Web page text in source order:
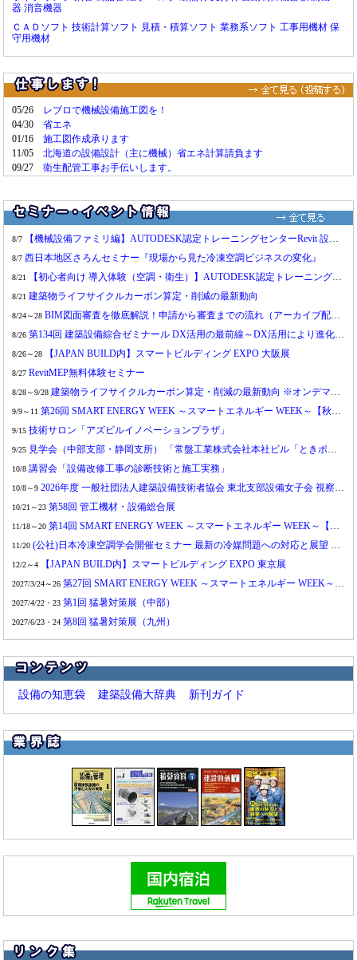
6/5鹿島：エッジコンピューティング技術で新築・既設建物の設備をスマート化
6/4パナソニック：ナビ機能付き点検業務クラウドに点検報告機能を追加
6/4日建連：サステナブル事例集ホームページの更新公開について
6/3戸田建設：ハイブリッド冷却作業着（ペルチェデバイス×ファン付きウェア）を開発
6/3TOTO：組み合わせ便器「ピュアレストEX」を8月3日に発売
6/2日比谷総合設備：モジュール型エッジデータセンター、冷却最適化の共同検証を開始
6/2三井不動産：狭小空間専用ドローンを活用したオフィスビルの設備点検を実証
6/1国交省：建築物等の利用に関する説明書の作成例について
5/29パナソニック： 暑熱対策用空調ノズル「ジェットノズル」が口径Φ200のダクトに対応
5/29 戸田建設：筑波技術研究所の新棟に直流給電システムを導入
5/28 三機工業：トラブル・クレーム防止動画・漫画コンテンツ等の整備・展開について
5/27きんでん：ワイヤレス給電技術を活用した新たな価値創出と事業領域拡大を推進
5/26大崎電気工業：関電工と共同で電力量計誤結線判定ソフトをリリース
5/26厚労省：労働安全衛生法・作業環境測定法の改正、関連する政令等の施行について
5/26東京ガス：薄型軽量太陽光発電パネルの建物壁面への接着工法を新たに確立
5/26国土交通省：昇降機等に係る事故調査報告書の公表について
5/25高砂熱学工業：お取引先様の個人情報漏えいに関するお詫びとご報告
5/22鹿島：協力会社に対する工事代金支払の早期化に関するお知らせ
5/22東京都環境局：集合住宅における再エネ電気導入促進事業開始のお知らせ
5/22パナソニック：３種類の穴径に対応する「リニューアルダウンライト」を発売
5/22消防庁：泡消火薬剤の取扱事業者及び所有者向けパンフレットの作成について
5/22資源エネルギー庁：家庭用給湯器の省エネ・非化石エネルギー転換、新制度の報告書
5/21きんでん：挟まれ災害を未然に防止、「スカイシールドセンサー」を開発
5/21スマいる給湯プロジェクト：「ガス石油省エネ給湯機普及促進会議」を設立
5/20デンソー：家庭用エコキュートの注意喚起と無料点検・修理のお知らせ
5/19バイウィル：菱機工業と環境価値の「創出」と「調達」の両面で連携を開始
5/19セイコー・エステート＆Ｄｅｖ： 建物外壁を冷やす次世代冷却システムを特許出願
5/19パナソニックホームズ：約60年後の気候環境で住宅の温度・湿度・消費電力量を測定
5/19大成建設：空気から水への対流熱伝達を利用した熱交換システムを開発
5/18日建連：「設備工事費上昇等の現状について」パンフレット等を更新
5/18九州電力：ZEB（ネット・ゼロ・エネルギー・ビル）への取組みについて
5/15能美防災：PFAS不使用の新泡消火薬剤を使用した特定駐車場用泡消火設備を販売開始
5/15ヒートポンプ・蓄熱センター：ヒートポンプ・蓄熱システムデータブック2025を公開
5/15アンドパッド： ANDPAD図面 性能検査機能、コンセント試験に対応開始
朝日工業社：支払条件を改善、全取引先への支払いを現金100％へ
5/14日本イトミック：
5/13日本住環境：給気不足を解消する差圧感知式自然給気口[パスカルダンパー150]新発売
建築コスト指数について、アーキブック指数の一般公開を開始
地中熱利用システム関連～建築物用地下水の採取の規制に関する意見募集
ジュトク：ヘルメット内部温度 -6℃を実現した「ブリーズダクトA」を新発売
公共住宅建設事業者等連絡協議会： 機械設備工事積算基準(令和5年度版)の正誤表
設備保全や建物管理ができる新プロダクト「ANDPAD BM」を提供開始
不適切な安全管理措置に関するお詫びとご報告
5/12日本キヤリア：
器 消音機器
ＣＡＤソフト 技術計算ソフト 見積・積算ソフト 業務系ソフト 工事用機材 保
守用機材
05/26 レブロで機械設備施工図を！
04/30省エネ
01/16施工図作成承ります
11/05北海道の設備設計（主に機械）省エネ計算請負ます
09/27衛生配管工事お手伝いします。
8/7 【機械設備ファミリ編】AUTODESK認定トレーニングセンターRevit 設備設計 オンライン講習会
8/7 西日本地区さろんセミナー『現場から見た冷凍空調ビジネスの変化』
8/21 【初心者向け 導入体験（空調・衛生）】AUTODESK認定トレーニングセンターRevit 設備設計 オンライン講習会
8/21 建築物ライフサイクルカーボン算定・削減の最新動向
8/24～28 BIM図面審査を徹底解説！申請から審査までの流れ（アーカイブ配信）
8/26 第134回 建築設備綜合ゼミナール DX活用の最前線～DX活用により進化するスマートビルの最新事例の紹介～
8/26～28 【JAPAN BUILD内】スマートビルディング EXPO 大阪展
8/27 RevitMEP無料体験セミナー
8/28～9/28 建築物ライフサイクルカーボン算定・削減の最新動向 ※オンデマンド配信
9/9～11 第26回 SMART ENERGY WEEK ～スマートエネルギー WEEK～【秋】2026
9/15 技術サロン「アズビルイノベーションプラザ」
9/25 見学会（中部支部・静岡支所） 「常盤工業株式会社本社ビル「ときポート」見学会」
10/8 講習会「設備改修工事の診断技術と施工実務」
10/8～9 2026年度 一般社団法人建築設備技術者協会 東北支部設備女子会 視察研修・交流会 in 札幌・北広島 ～北海道での寒冷地・積雪地の建築意匠と環境、設備の学びによる交流の2日間～
10/21～23 第58回 管工機材・設備総合展
11/18～20 第14回 SMART ENERGY WEEK ～スマートエネルギー WEEK～【関西】2026
11/20 (公社)日本冷凍空調学会開催セミナー 最新の冷媒問題への対応と展望 2026
12/2～4 【JAPAN BUILD内】スマートビルディング EXPO 東京展
2027/3/24～26 第27回 SMART ENERGY WEEK ～スマートエネルギー WEEK～【春】
2027/4/22・23 第1回 猛暑対策展（中部）
2027/6/23・24 第8回 猛暑対策展（九州）
設備の知恵袋 建築設備大辞典 新刊ガイド